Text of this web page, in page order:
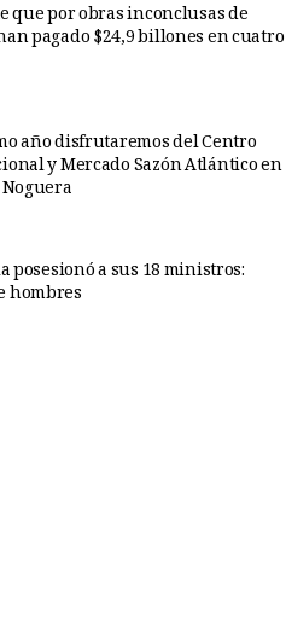
que por obras inconclusas de
pagado $24,9 billones en cuatro
año disfrutaremos del Centro
y Mercado Sazón Atlántico en
posesionó a sus 18 ministros:
hombres